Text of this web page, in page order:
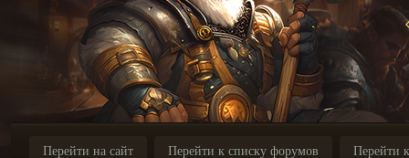
Перейти на сайт Перейти к списку форумов Перейти